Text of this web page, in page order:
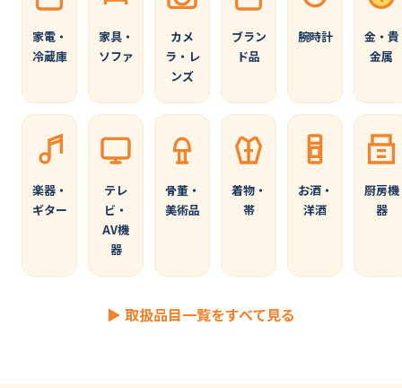
家電・
冷蔵庫
家具・
ソファ
カメ
ラ・レ
ンズ
ブラン
ド品
腕時計
金・貴
金属
楽器・
ギター
テレ
ビ・
AV機
器
骨董・
美術品
着物・
帯
お酒・
洋酒
厨房機
器
▶ 取扱品目一覧をすべて見る